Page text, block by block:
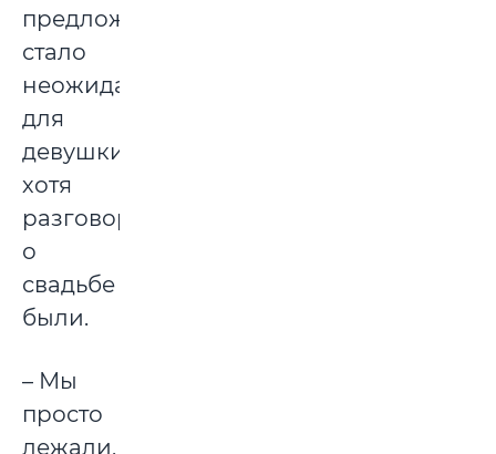
предложение
стало
неожиданным
для
девушки,
хотя
разговоры
о
свадьбе
были.
– Мы
просто
лежали,